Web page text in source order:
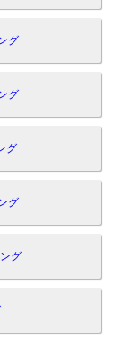
グ
グ
グ
グ
グ